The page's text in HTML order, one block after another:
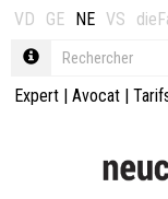
VD GE NE VS
Expert | Avocat |